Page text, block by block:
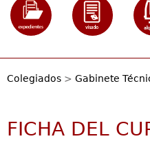
Colegiados > Gabinete
FICHA DEL